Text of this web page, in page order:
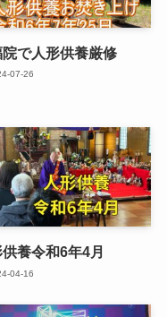
院で人形供養厳修
07-26
供養令和6年4月
04-16